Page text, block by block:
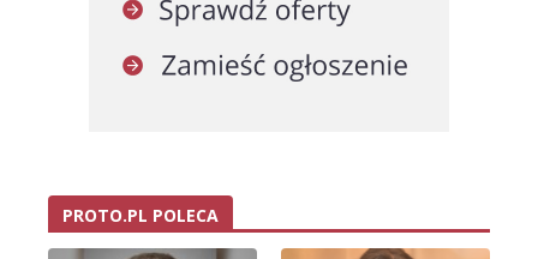
PROTO.PL POLECA